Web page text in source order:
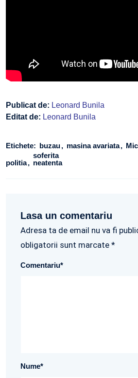
Publicat de: Leonard Bunila
Editat de: Leonard Bunila
Etichete: buzau masina avariata
politia
soferita
neatenta
Lasa un comentariu
Adresa ta de email nu va fi
obligatorii sunt marcate *
Comentariu*
Nume*